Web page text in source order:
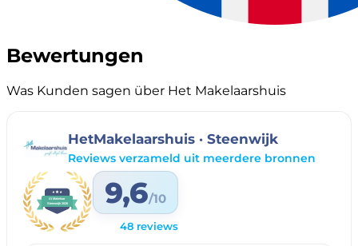
Bewertungen
Was Kunden sagen über Het Makelaarshuis